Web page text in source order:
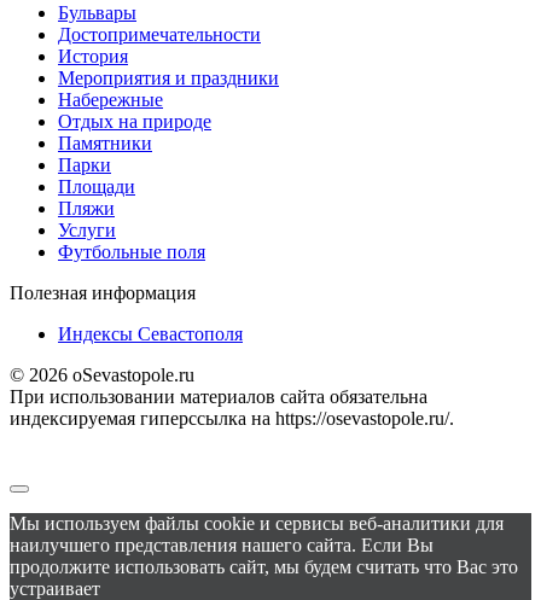
Бульвары
Достопримечательности
История
Мероприятия и праздники
Набережные
Отдых на природе
Памятники
Парки
Площади
Пляжи
Услуги
Футбольные поля
Полезная информация
Индексы Севастополя
© 2026 oSevastopole.ru
При использовании материалов сайта обязательна
индексируемая гиперссылка на https://osevastopole.ru/.
Мы используем файлы cookie и сервисы веб-аналитики для
наилучшего представления нашего сайта. Если Вы
продолжите использовать сайт, мы будем считать что Вас это
устраивает